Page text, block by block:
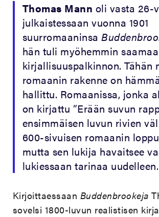
Thomas Mann oli vasta 26-
julkaistessaan vuonna 1901
suurromaaninsa
hän tuli myöhemmin
kirjallisuuspalkinnon. Tähän
romaanin rakenne on
hallittu. Romaanissa, jonka
on kirjattu ”Erään suvun
ensimmäisen luvun rivien
600-sivuisen romaanin
mutta sen lukija havaitsee
lukiessaan tarinaa uudelleen.
Kirjoittaessaan Buddenbrookeja
sovelsi 1800-luvun realistisen